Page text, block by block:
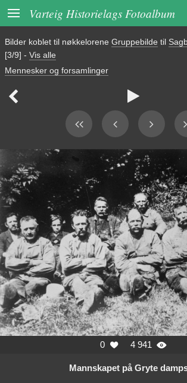
 Varteig Historielags Fotoalbum
Bilder koblet til nøkkelorene Gruppebilde til
[3/9] - Vis alle
Mennesker og forsamlinger
 
0  4 941 
Mannskapet på Gryte